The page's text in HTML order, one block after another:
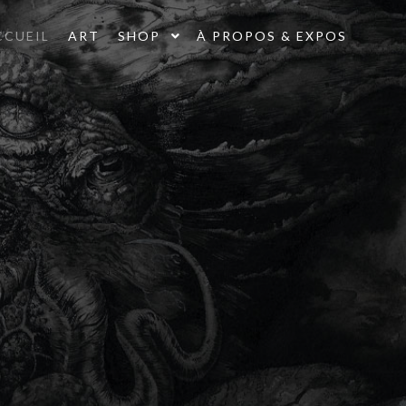
ART SHOP À PROPOS & EXPOS